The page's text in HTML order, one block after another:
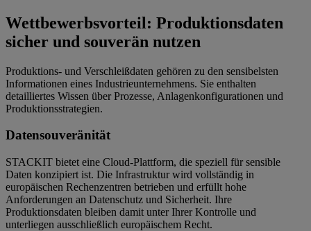
Wettbewerbsvorteil: Produktionsdaten
sicher und souverän nutzen
Produktions- und Verschleißdaten gehören zu den sensibelsten
Informationen eines Industrieunternehmens. Sie enthalten
detailliertes Wissen über Prozesse, Anlagenkonfigurationen und
Produktionsstrategien.
Datensouveränität
STACKIT bietet eine Cloud-Plattform, die speziell für sensible
Daten konzipiert ist. Die Infrastruktur wird vollständig in
europäischen Rechenzentren betrieben und erfüllt hohe
Anforderungen an Datenschutz und Sicherheit. Ihre
Produktionsdaten bleiben damit unter Ihrer Kontrolle und
unterliegen ausschließlich europäischem Recht.